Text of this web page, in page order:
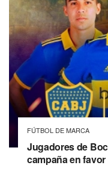
FÚTBOL DE MARCA
Jugadores de
campaña en